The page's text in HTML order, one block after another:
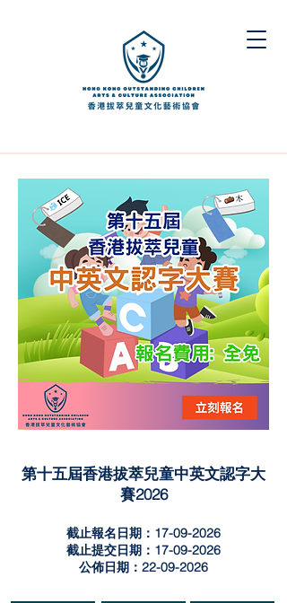
第十五屆香港拔萃兒童中英文認字大
賽2026
截止報名日期：17-09-2026
截止提交日期：17-09-2026
公佈日期：22-09-2026